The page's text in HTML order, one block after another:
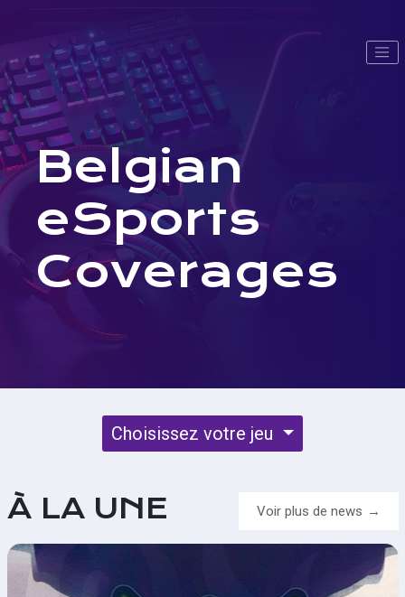
Belgian
eSports
Coverages
Choisissez votre jeu
À LA UNE Voir plus de news